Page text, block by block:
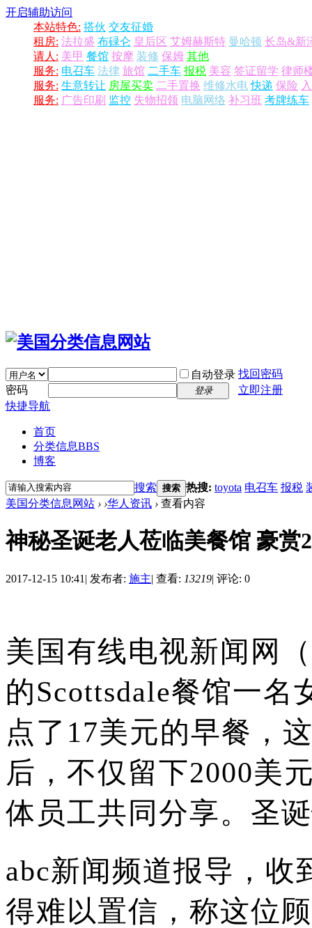
开启辅助访问
本站特色: 搭伙 交友征婚
租房: 法拉盛 布碌仑 皇后区 艾姆赫斯特 曼哈顿 长岛&新
请人: 美甲 餐馆 按摩 装修 保姆 其他
服务: 电召车 法律 旅馆 二手车 报税 美容 签证留学 律师
服务: 生意转让 房屋买卖 二手置换 维修水电 快递 保险
服务: 广告印刷 监控 失物招领 电脑网络 补习班 考牌练车
自动登录 找回密码
密码
登录
立即注册
快捷导航
首页
分类信息BBS
博客
搜索 搜索 热搜: toyota 电召车 报税
美国分类信息网站 › ›华人资讯 › 查看内容
神秘圣诞老人莅临美餐馆 豪赏
2017-12-15 10:41 | 发布者: 施主| 查看: 13219| 评论: 0
美国有线电视新闻网
的Scottsdale餐馆一
点了17美元的早餐，
后，不仅留下2000美
体员工共同分享。圣
abc新闻频道报导，收
得难以置信，称这位